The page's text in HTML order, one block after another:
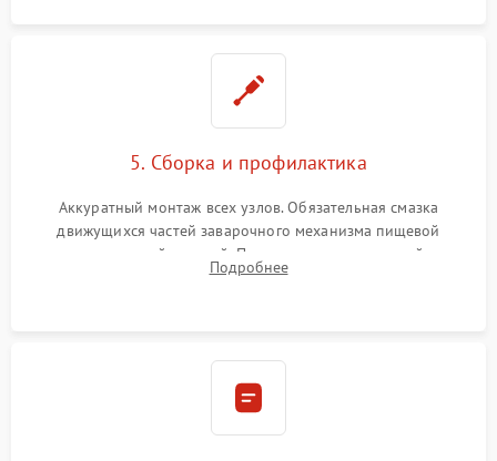
5. Сборка и профилактика
Аккуратный монтаж всех узлов. Обязательная смазка
движущихся частей заварочного механизма пищевой
силиконовой смазкой. Проведение программной
декальцинации и очистки системы от кофейных масел.
Подробнее